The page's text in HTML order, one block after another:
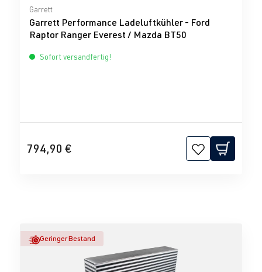
Durchschnittliche Bewertung von 0 von 5 Sternen
Garrett
Garrett Performance Ladeluftkühler - Ford
Raptor Ranger Everest / Mazda BT50
Sofort versandfertig!
794,90 €
Geringer Bestand